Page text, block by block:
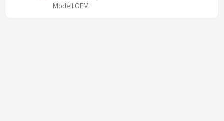
Modell:OEM